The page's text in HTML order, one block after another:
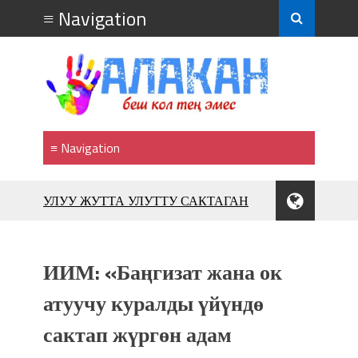
ЖУСУП АБДРАХМАНОВ
фонтанов в Royal Central Park
Аида САЛЯНОВА: "Кыргыз шахмат
союзунун президенти болуп
жоопкерчилик!"
ИИМ: «Баңгизат жана ок
атуучу куралды үйүндө
сактап жүргөн адам